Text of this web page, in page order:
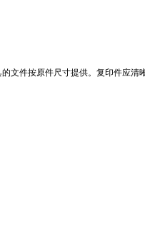
件按原件尺寸提供。复印件应清晰